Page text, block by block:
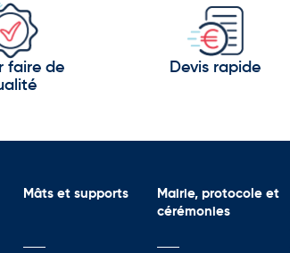
faire de
Devis rapide
Mâts et supports
Mairie, protocole et
cérémonies